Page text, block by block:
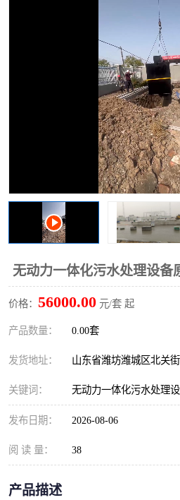
无动力一体化污水处理设备
价格： 56000.00 元/套 起
产品数量： 0.00套
发货地址： 山东省潍坊潍城区北关
关键词： 无动力一体化污水处理
发布日期： 2026-08-06
阅 读 量： 38
产品描述
平流式溶气气浮机
高速服务区收费站污水处
海鲜加工污水处理设备
客运站污水处理设备
UASB厌氧塔
风电场变电站污水处理设
备
疾控中心一体化设备处理
餐具消毒污水处理设备
塑料编织袋一体化污水处
理设备
整形医院污水处理设备
酿酒厂一体化污水处理设
备
生活一体化污水处理设备